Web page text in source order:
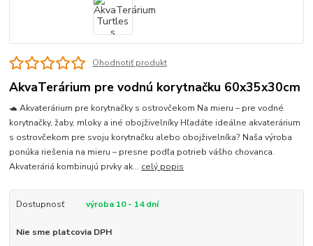
Ohodnotiť produkt
AkvaTerárium pre vodnú korytnačku 60x35x30cm
🐢 Akvaterárium pre korytnačky s ostrovčekom Na mieru – pre vodné
korytnačky, žaby, mloky a iné obojživelníky Hľadáte ideálne akvaterárium
s ostrovčekom pre svoju korytnačku alebo obojživelníka? Naša výroba
ponúka riešenia na mieru – presne podľa potrieb vášho chovanca.
Akvateráriá kombinujú prvky ak... celý popis
Dostupnosť výroba 10 - 14 dní
Nie sme platcovia DPH